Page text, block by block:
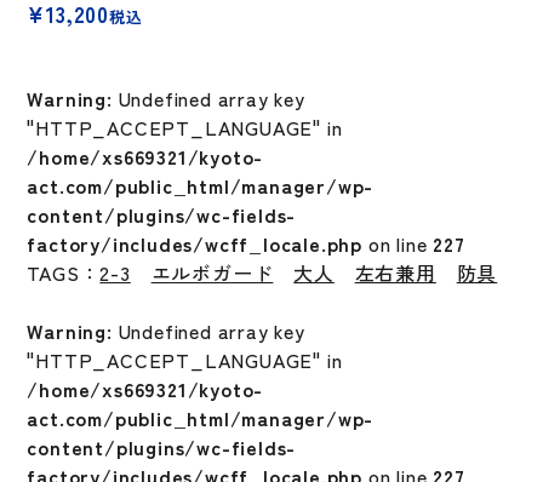
¥13,200税込
Warning: Undefined array key
"HTTP_ACCEPT_LANGUAGE" in
/home/xs669321/kyoto-
act.com/public_html/manager/wp-
content/plugins/wc-fields-
factory/includes/wcff_locale.php on line 227
TAGS：2-3 エルボガード 大人 左右兼用
防具
Warning: Undefined array key
"HTTP_ACCEPT_LANGUAGE" in
/home/xs669321/kyoto-
act.com/public_html/manager/wp-
content/plugins/wc-fields-
factory/includes/wcff_locale.php on line 227